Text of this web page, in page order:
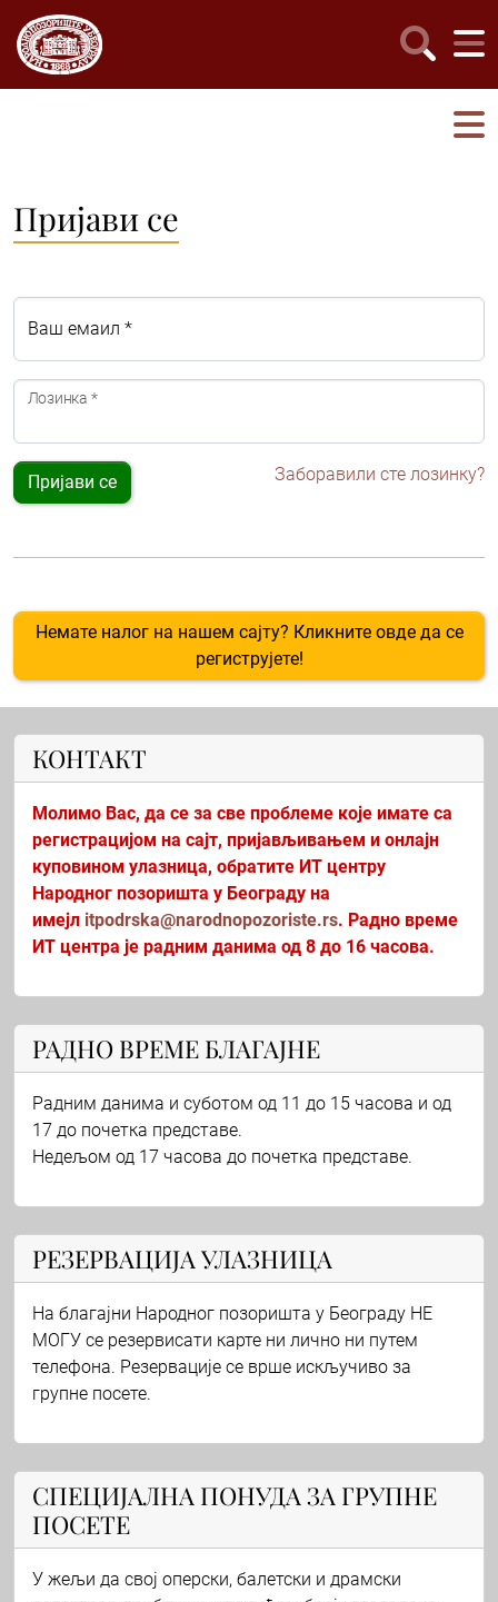
Пријави се
Ваш емаил *
Лозинка *
Пријави се Заборавили сте лозинку?
Немате налог на нашем сајту? Кликните овде да се
региструјете!
КОНТАКТ
Молимо Вас, да се за све проблеме које имате са
регистрацијом на сајт, пријављивањем и онлајн
куповином улазница, обратите ИТ центру
Народног позоришта у Београду на
имејл itpodrska@narodnopozoriste.rs. Радно време
ИТ центра је радним данима од 8 до 16 часова.
РАДНО ВРЕМЕ БЛАГАЈНЕ
Радним данима и суботом од 11 до 15 часова и од
17 до почетка представе.
Недељом од 17 часова до почетка представе.
РЕЗЕРВАЦИЈА УЛАЗНИЦА
На благајни Народног позоришта у Београду НЕ
МОГУ се резервисати карте ни лично ни путем
телефона. Резервације се врше искључиво за
групне посете.
СПЕЦИЈАЛНА ПОНУДА ЗА ГРУПНЕ
ПОСЕТЕ
У жељи да свој оперски, балетски и драмски